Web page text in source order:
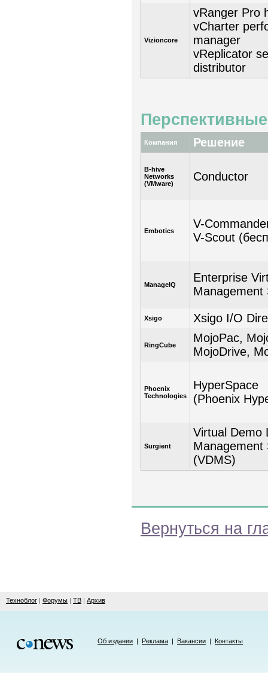
Vizioncore
vRanger Pro
vCharter
manager
vReplicator
distributor
Компания Решение
B-hive
Networks
(VMware)
Conductor
Embotics
V-
V-Scout
ManageIQ
Enterprise
Management
Xsigo Xsigo I/O
RingCube
MojoPac,
MojoDrive,
Phoenix
Technologies
HyperSpace
(Phoenix
Surgient
Virtual Demo
Management
(VDMS)
Вернуться на
Техноблог | Форумы | ТВ | Архив
Об издании | Реклама | Вакансии | Контакты